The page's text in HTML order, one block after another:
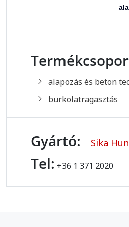
alapozás és beton
burkolatragasztás
Gyártó: Sika
Tel: +36 1 371 2020